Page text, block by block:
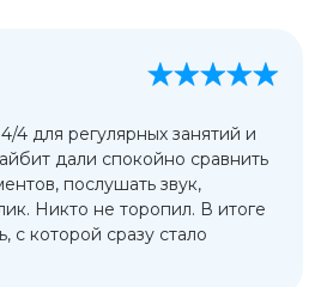
4 для регулярных занятий и
дали спокойно сравнить
послушать звук,
Никто не торопил. В итоге
с которой сразу стало